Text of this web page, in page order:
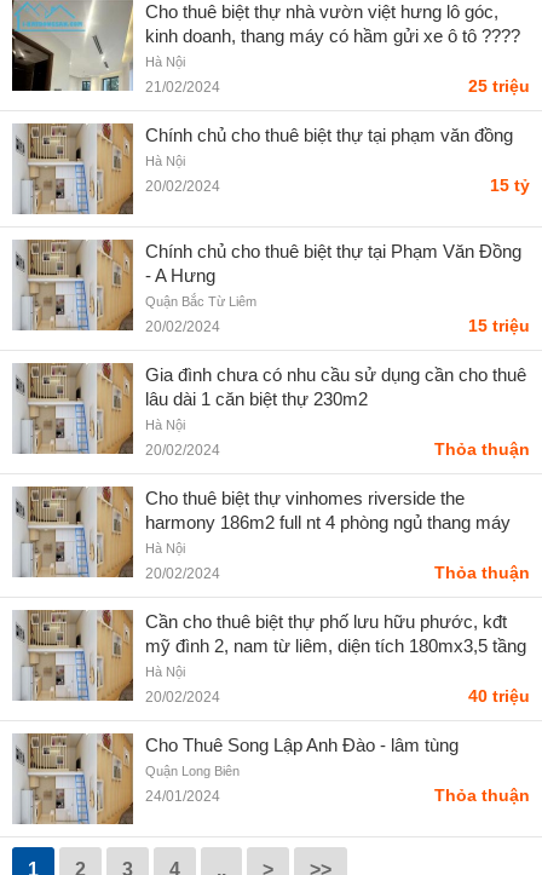
Cho thuê biệt thự nhà vườn việt hưng lô góc,
kinh doanh, thang máy có hầm gửi xe ô tô ????
Hà Nội
21/02/2024 25 triệu
Chính chủ cho thuê biệt thự tại phạm văn đồng
Hà Nội
20/02/2024 15 tỷ
Chính chủ cho thuê biệt thự tại Phạm Văn Đồng
- A Hưng
Quận Bắc Từ Liêm
20/02/2024 15 triệu
Gia đình chưa có nhu cầu sử dụng cần cho thuê
lâu dài 1 căn biệt thự 230m2
Hà Nội
20/02/2024 Thỏa thuận
Cho thuê biệt thự vinhomes riverside the
harmony 186m2 full nt 4 phòng ngủ thang máy
Hà Nội
20/02/2024 Thỏa thuận
Cần cho thuê biệt thự phố lưu hữu phước, kđt
mỹ đình 2, nam từ liêm, diện tích 180mx3,5 tầng
Hà Nội
20/02/2024 40 triệu
Cho Thuê Song Lập Anh Đào - lâm tùng
Quận Long Biên
24/01/2024 Thỏa thuận
1 2 3 4 .. > >>